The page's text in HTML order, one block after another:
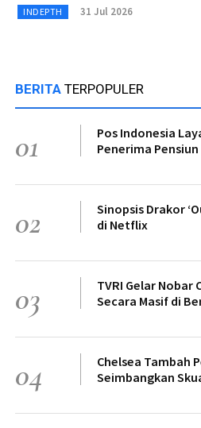
INDEPTH 31 Jul 2026
BERITA TERPOPULER
01
Pos Indonesia
Penerima
02
Sinopsis Drakor
di Netflix
03
TVRI Gelar Nobar
Secara Masif di
04
Chelsea Tambah
Seimbangkan